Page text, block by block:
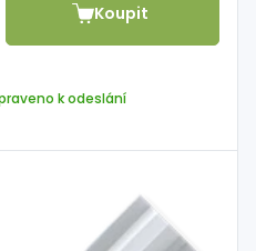
Koupit
k odeslání